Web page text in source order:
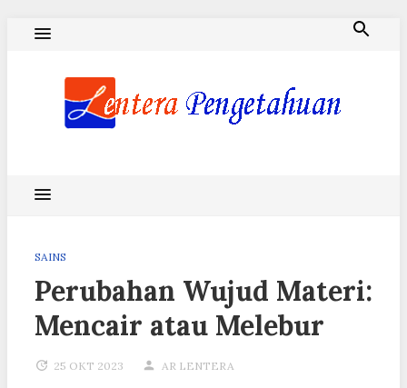
SAINS
Perubahan Wujud Materi:
Mencair atau Melebur
25 OKT 2023 AR LENTERA